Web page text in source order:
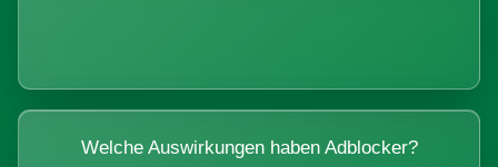
Welche Auswirkungen haben Adblocker?